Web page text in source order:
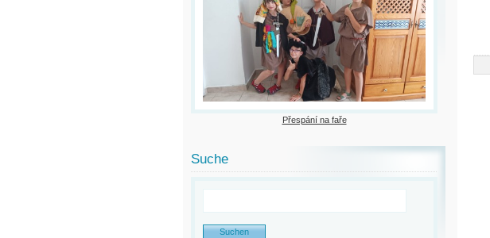
Přespání na faře
Suche